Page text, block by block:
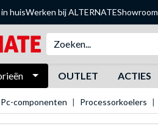
huisWerken bij ALTERNATEShowroom
OUTLET ACTIES
Pc-componenten Processorkoelers